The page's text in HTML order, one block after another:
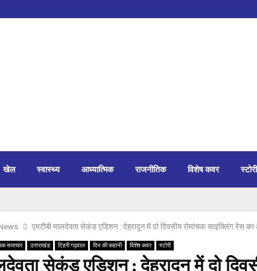
खेल स्वास्थ्य आध्यात्मिक राजनीतिक विशेष कवर स्टोरी
एमटीबी मालदेवता सेकंड एडिशन : देहरादून में दो दिवसीय रोमांचक साइक्लिंग रेस
समाचार उत्तराखंड टिहरी गढ़वाल दिन की कहानी विशेष कवर स्टोरी